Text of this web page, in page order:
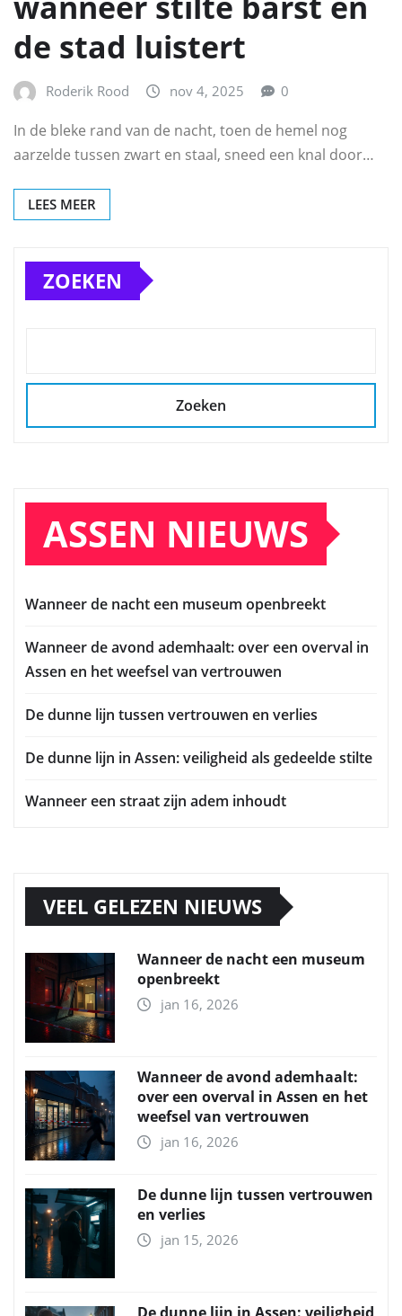
de stad luistert
Roderik Rood nov 4, 2025 0
In de bleke rand van de nacht, toen de hemel nog
aarzelde tussen zwart en staal, sneed een knal door…
LEES MEER
ZOEKEN
Zoeken
ASSEN NIEUWS
Wanneer de nacht een museum openbreekt
Wanneer de avond ademhaalt: over een overval in
Assen en het weefsel van vertrouwen
De dunne lijn tussen vertrouwen en verlies
De dunne lijn in Assen: veiligheid als gedeelde stilte
Wanneer een straat zijn adem inhoudt
VEEL GELEZEN NIEUWS
Wanneer de nacht een museum
openbreekt
jan 16, 2026
Wanneer de avond ademhaalt:
over een overval in Assen en het
weefsel van vertrouwen
jan 16, 2026
De dunne lijn tussen vertrouwen
en verlies
jan 15, 2026